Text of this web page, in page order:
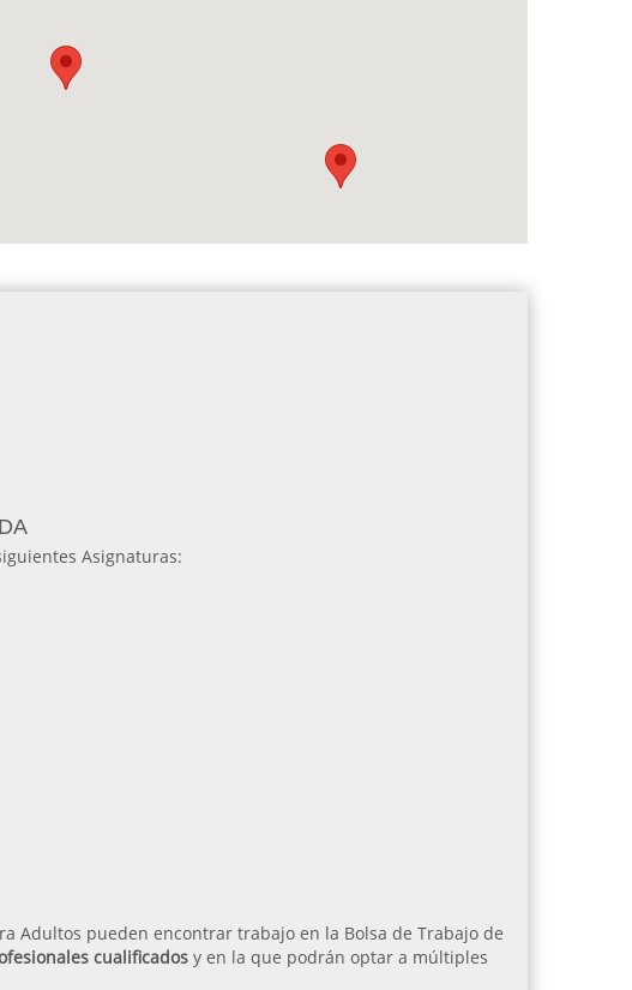
Asignaturas:
Adultos pueden encontrar trabajo en la Bolsa de Trabajo de
cualificadosy en la que podrán optar a múltiples